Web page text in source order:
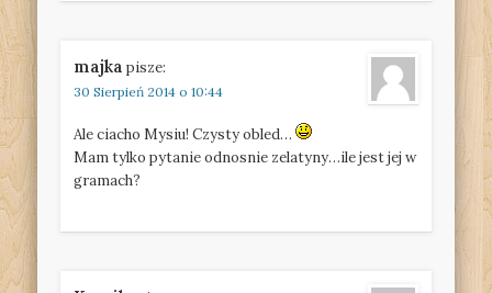
majka pisze:
30 Sierpień 2014 o 10:44
Ale ciacho Mysiu! Czysty obled…
Mam tylko pytanie odnosnie zelatyny…ile jest jej w
gramach?